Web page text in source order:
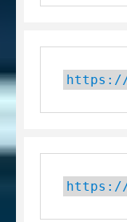
https://
https://